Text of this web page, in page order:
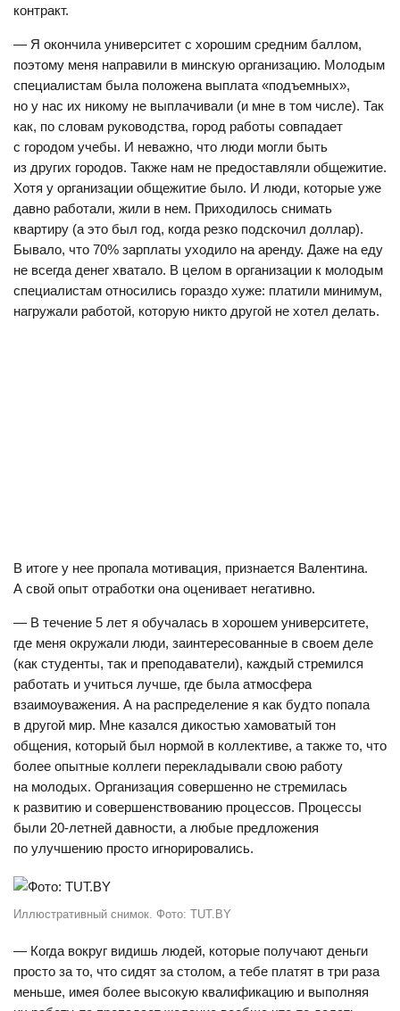
контракт.
— Я окончила университет с хорошим средним баллом,
поэтому меня направили в минскую организацию. Молодым
специалистам была положена выплата «подъемных»,
но у нас их никому не выплачивали (и мне в том числе). Так
как, по словам руководства, город работы совпадает
с городом учебы. И неважно, что люди могли быть
из других городов. Также нам не предоставляли общежитие.
Хотя у организации общежитие было. И люди, которые уже
давно работали, жили в нем. Приходилось снимать
квартиру (а это был год, когда резко подскочил доллар).
Бывало, что 70% зарплаты уходило на аренду. Даже на еду
не всегда денег хватало. В целом в организации к молодым
специалистам относились гораздо хуже: платили минимум,
нагружали работой, которую никто другой не хотел делать.
В итоге у нее пропала мотивация, признается Валентина.
А свой опыт отработки она оценивает негативно.
— В течение 5 лет я обучалась в хорошем университете,
где меня окружали люди, заинтересованные в своем деле
(как студенты, так и преподаватели), каждый стремился
работать и учиться лучше, где была атмосфера
взаимоуважения. А на распределение я как будто попала
в другой мир. Мне казался дикостью хамоватый тон
общения, который был нормой в коллективе, а также то, что
более опытные коллеги перекладывали свою работу
на молодых. Организация совершенно не стремилась
к развитию и совершенствованию процессов. Процессы
были 20-летней давности, а любые предложения
по улучшению просто игнорировались.
Иллюстративный снимок. Фото: TUT.BY
— Когда вокруг видишь людей, которые получают деньги
просто за то, что сидят за столом, а тебе платят в три раза
меньше, имея более высокую квалификацию и выполняя